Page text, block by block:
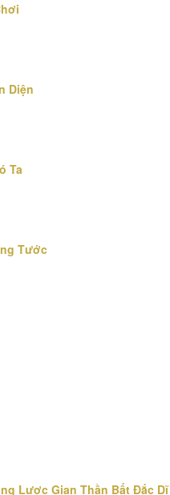
Diện
Ta
Tước
Lược Gian Thần Bất Đắc Dĩ